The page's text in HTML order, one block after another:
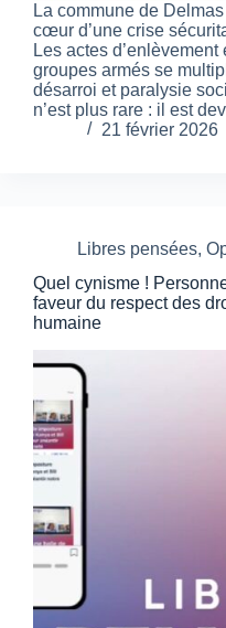
La commune de
cœur d’une crise
Les actes
groupes armés se
désarroi et paralysie
n’est plus rare : il est
21 février 2026
Libres pensées,
Quel cynisme !
faveur du respect des
humaine